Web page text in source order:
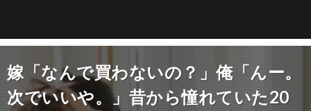
嫁「なんで買わないの？」俺「んー。
次でいいや。」昔から憧れていた20